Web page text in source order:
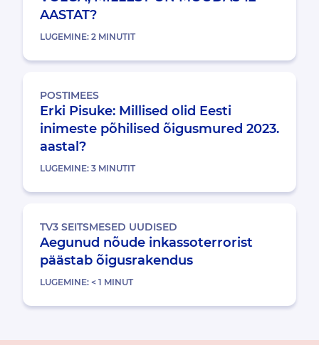
AASTAT?
LUGEMINE: 2 MINUTIT
POSTIMEES
Erki Pisuke: Millised olid Eesti
inimeste põhilised õigusmured 2023.
aastal?
LUGEMINE: 3 MINUTIT
TV3 SEITSMESED UUDISED
Aegunud nõude inkassoterrorist
päästab õigusrakendus
LUGEMINE: < 1 MINUT